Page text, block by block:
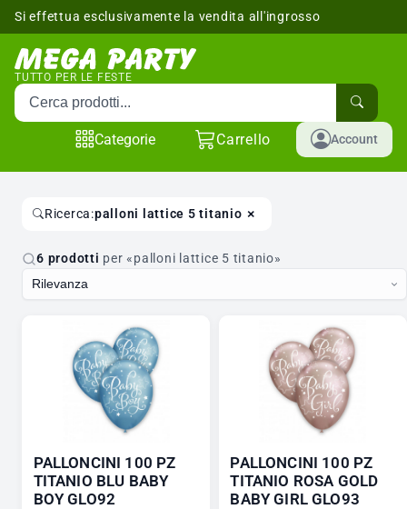
Si effettua esclusivamente la vendita all'ingrosso
TUTTO PER LE FESTE
Cerca prodotti
Categorie Carrello Account
Ricerca:palloni lattice 5 titanio ×
6 prodotti per «palloni lattice 5 titanio»
PALLONCINI 100 PZ
TITANIO BLU BABY
BOY GLO92
PALLONCINI 100 PZ
TITANIO ROSA GOLD
BABY GIRL GLO93